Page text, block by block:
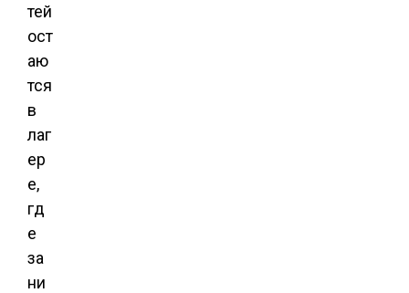
тей
ост
аю
тся
в
лаг
ер
е,
гд
е
за
ни